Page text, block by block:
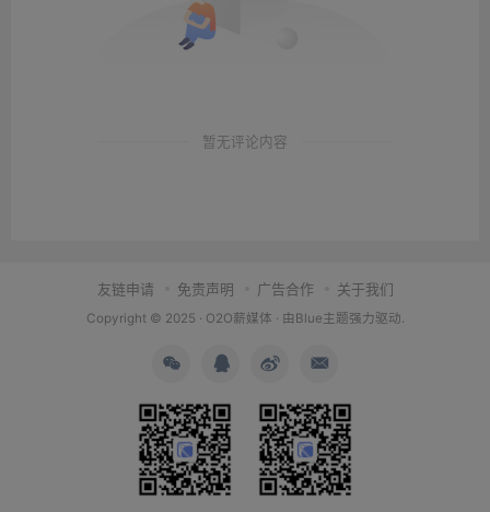
暂无评论内容
友链申请 免责声明 广告合作 关于我们
Copyright © 2025 · O2O薪媒体 · 由 Blue主题强力驱动.